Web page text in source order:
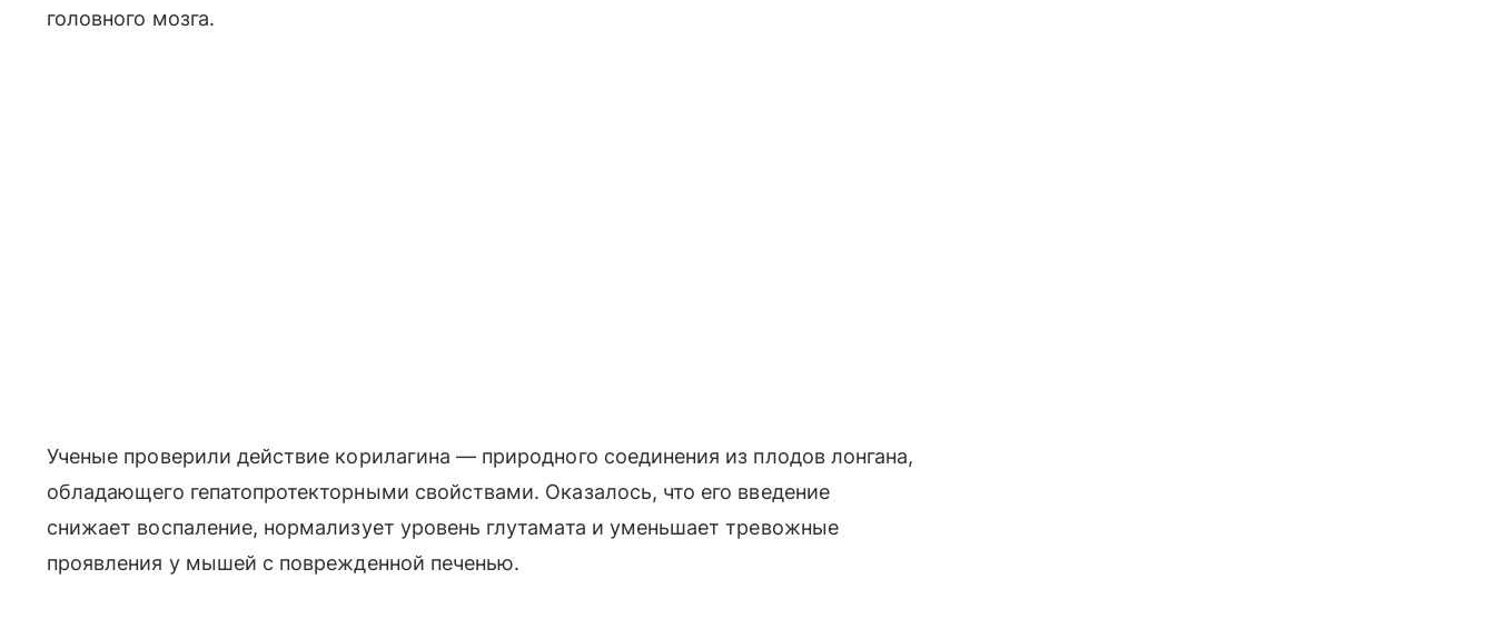
головного мозга.
Ученые проверили действие корилагина — природного соединения из плодов лонгана,
обладающего гепатопротекторными свойствами. Оказалось, что его введение
снижает воспаление, нормализует уровень глутамата и уменьшает тревожные
проявления у мышей с поврежденной печенью.